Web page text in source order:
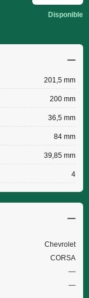
Disponible
201,5 mm
200 mm
36,5 mm
84 mm
39,85 mm
4
Chevrolet
CORSA
—
—